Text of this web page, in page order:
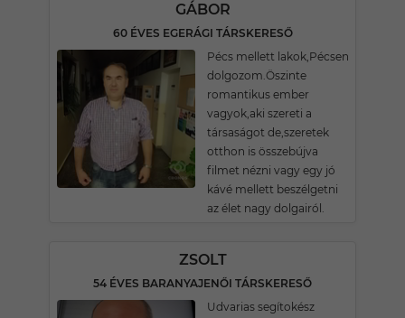
GÁBOR
60 ÉVES EGERÁGI TÁRSKERESŐ
Pécs mellett lakok,Pécsen
dolgozom.Öszinte
romantikus ember
vagyok,aki szereti a
társaságot de,szeretek
otthon is összebújva
filmet nézni vagy egy jó
kávé mellett beszélgetni
az élet nagy dolgairól.
ZSOLT
54 ÉVES BARANYAJENŐI TÁRSKERESŐ
Udvarias segítokész